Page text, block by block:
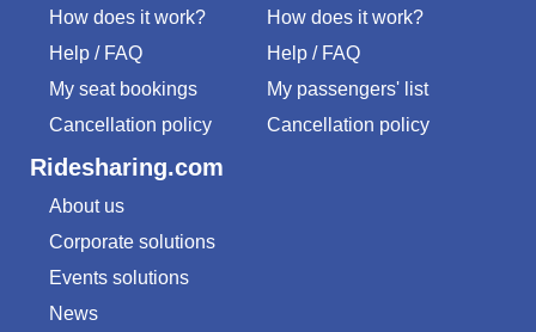
How does it work?
Help / FAQ
My seat bookings
Cancellation policy
How does it work?
Help / FAQ
My passengers' list
Cancellation policy
Ridesharing.com
About us
Corporate solutions
Events solutions
News